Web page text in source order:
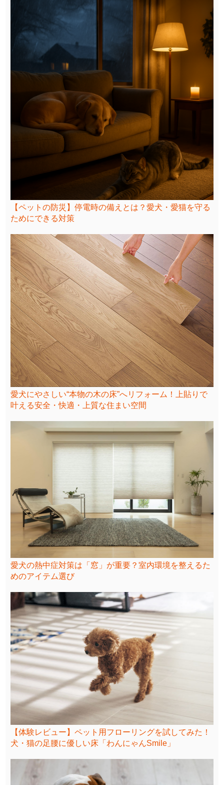
【ペットの防災】停電時の備えとは？愛犬・愛猫を守る
ためにできる対策
愛犬にやさしい“本物の木の床”へリフォーム！上貼りで
叶える安全・快適・上質な住まい空間
愛犬の熱中症対策は「窓」が重要？室内環境を整えるた
めのアイテム選び
【体験レビュー】ペット用フローリングを試してみた！
犬・猫の足腰に優しい床「わんにゃんSmile」